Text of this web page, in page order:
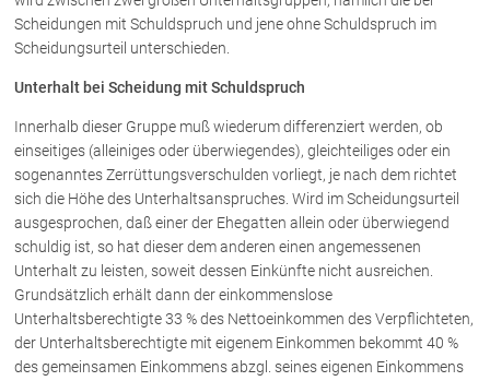
Scheidungen mit Schuldspruch und jene ohne Schuldspruch im
Scheidungsurteil unterschieden.
Unterhalt bei Scheidung mit Schuldspruch
Innerhalb dieser Gruppe muß wiederum differenziert werden, ob
einseitiges (alleiniges oder überwiegendes), gleichteiliges oder ein
sogenanntes Zerrüttungsverschulden vorliegt, je nach dem richtet
sich die Höhe des Unterhaltsanspruches. Wird im Scheidungsurteil
ausgesprochen, daß einer der Ehegatten allein oder überwiegend
schuldig ist, so hat dieser dem anderen einen angemessenen
Unterhalt zu leisten, soweit dessen Einkünfte nicht ausreichen.
Grundsätzlich erhält dann der einkommenslose
Unterhaltsberechtigte 33 % des Nettoeinkommen des Verpflichteten,
der Unterhaltsberechtigte mit eigenem Einkommen bekommt 40 %
des gemeinsamen Einkommens abzgl. seines eigenen Einkommens